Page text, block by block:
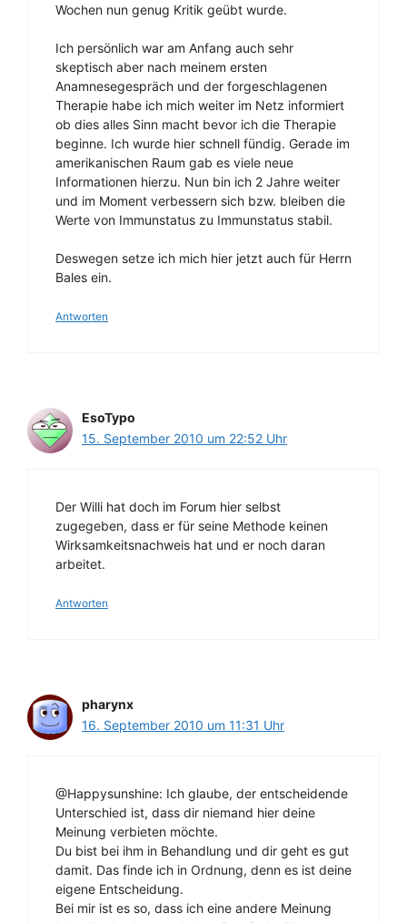
Wochen nun genug Kritik geübt wurde.
Ich persönlich war am Anfang auch sehr
skeptisch aber nach meinem ersten
Anamnesegespräch und der forgeschlagenen
Therapie habe ich mich weiter im Netz informiert
ob dies alles Sinn macht bevor ich die Therapie
beginne. Ich wurde hier schnell fündig. Gerade im
amerikanischen Raum gab es viele neue
Informationen hierzu. Nun bin ich 2 Jahre weiter
und im Moment verbessern sich bzw. bleiben die
Werte von Immunstatus zu Immunstatus stabil.
Deswegen setze ich mich hier jetzt auch für Herrn
Bales ein.
Antworten
EsoTypo
15. September 2010 um 22:52 Uhr
Der Willi hat doch im Forum hier selbst
zugegeben, dass er für seine Methode keinen
Wirksamkeitsnachweis hat und er noch daran
arbeitet.
Antworten
pharynx
16. September 2010 um 11:31 Uhr
@Happysunshine: Ich glaube, der entscheidende
Unterschied ist, dass dir niemand hier deine
Meinung verbieten möchte.
Du bist bei ihm in Behandlung und dir geht es gut
damit. Das finde ich in Ordnung, denn es ist deine
eigene Entscheidung.
Bei mir ist es so, dass ich eine andere Meinung